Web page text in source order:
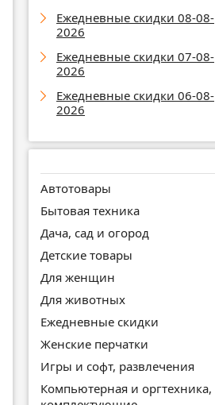
Ежедневные скидки 08-08-
2026
Ежедневные скидки 07-08-
2026
Ежедневные скидки 06-08-
2026
Автотовары
Бытовая техника
Дача, сад и огород
Детские товары
Для женщин
Для животных
Ежедневные скидки
Женские перчатки
Игры и софт, развлечения
Компьютерная и оргтехника,